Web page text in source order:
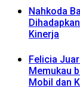
Nahkoda
Kinerja
Felicia
Memukau
Mobil dan